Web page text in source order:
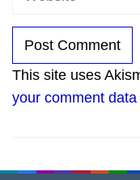
This site uses
your comment